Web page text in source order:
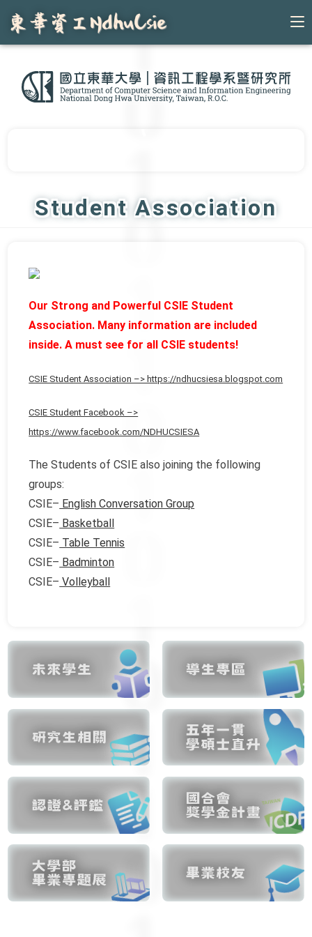
content
Student Association
Our Strong and Powerful CSIE Student
Association. Many information are included
inside. A must see for all CSIE students!
CSIE Student Association –> https://ndhucsiesa.blogspot.com
CSIE Student Facebook –>
https://www.facebook.com/NDHUCSIESA
The Students of CSIE also joining the following
groups:
CSIE– English Conversation Group
CSIE– Basketball
CSIE– Table Tennis
CSIE– Badminton
CSIE– Volleyball